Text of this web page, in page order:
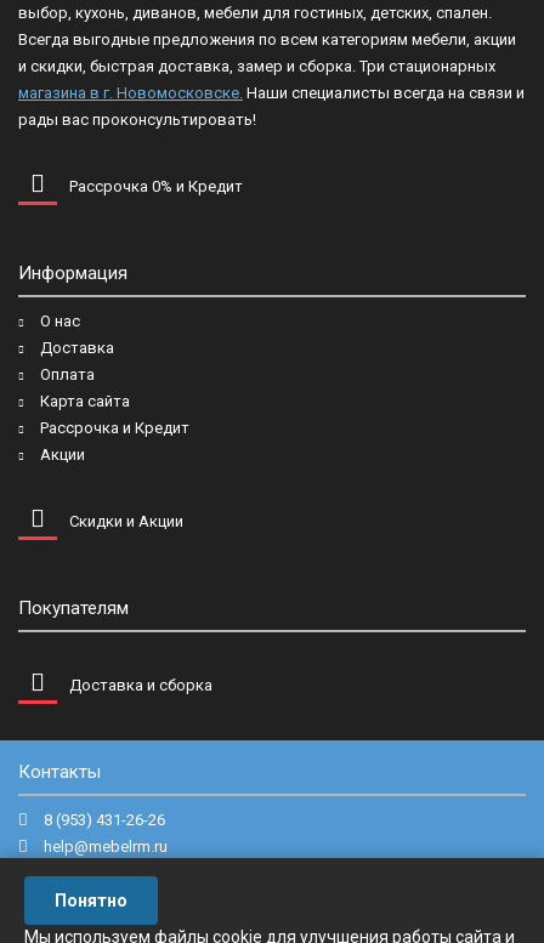
выбор, кухонь, диванов, мебели для гостиных, детских, спален.
Всегда выгодные предложения по всем категориям мебели, акции
и скидки, быстрая доставка, замер и сборка. Три стационарных
магазина в г. Новомосковске. Наши специалисты всегда на связи и
рады вас проконсультировать!
Рассрочка 0% и Кредит
Информация
О нас
Доставка
Оплата
Карта сайта
Рассрочка и Кредит
Акции
Скидки и Акции
Покупателям
Доставка и сборка
Контакты
8 (953) 431-26-26
help@mebelrm.ru
г. Новомосковск, ул. Маяковского, д.22.
Понятно
Мы используем файлы cookie для улучшения работы сайта и